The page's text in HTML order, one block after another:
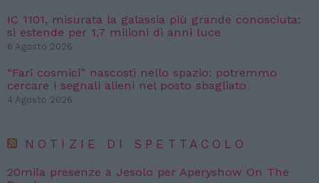
IC 1101, misurata la galassia più grande conosciuta:
si estende per 1,7 milioni di anni luce
6 Agosto 2026
“Fari cosmici” nascosti nello spazio: potremmo
cercare i segnali alieni nel posto sbagliato
4 Agosto 2026
NOTIZIE DI SPETTACOLO
20mila presenze a Jesolo per Aperyshow On The